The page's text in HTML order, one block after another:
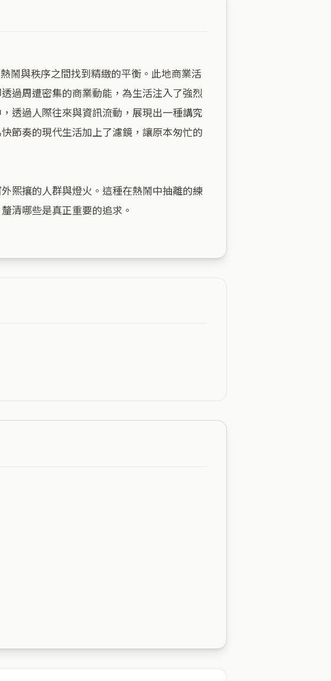
過周遭密集的商業動能，為生活注入了強烈
透過人際往來與資訊流動，展現出一種講究
節奏的現代生活加上了濾鏡，讓原本匆忙的
熙攘的人群與燈火。這種在熱鬧中抽離的練
清哪些是真正重要的追求。